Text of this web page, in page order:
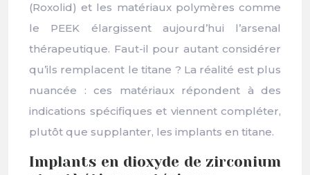
(Roxolid) et les matériaux polymères comme
le PEEK élargissent aujourd’hui l’arsenal
thérapeutique. Faut-il pour autant considérer
qu’ils remplacent le titane ? La réalité est plus
nuancée : ces matériaux répondent à des
indications spécifiques et viennent compléter,
plutôt que supplanter, les implants en titane.
Implants en dioxyde de zirconium